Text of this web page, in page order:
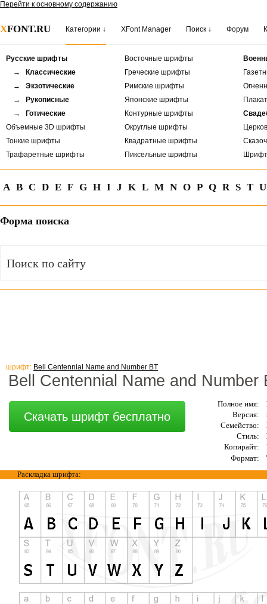
Перейти к основному содержанию
XFONT.RU Категории ↓ XFont Manager Поиск ↓ Форум
Русские шрифты
→ Классические
→ Экзотические
→ Рукописные
→ Готические
Объемные 3D шрифты
Тонкие шрифты
Трафаретные шрифты
Восточные шрифты
Греческие шрифты
Римские шрифты
Японские шрифты
Контурные шрифты
Округлые шрифты
Квадратные шрифты
Пиксельные шрифты
A B C D E F G H I J K L M N O P Q R S T U
Форма поиска
шрифт: Bell Centennial Name and Number BT
Bell Centennial Name and Number
Скачать шрифт бесплатно
Полное имя:
Версия:
Семейство:
Стиль:
Копирайт:
Формат:
Раскладка шрифта: